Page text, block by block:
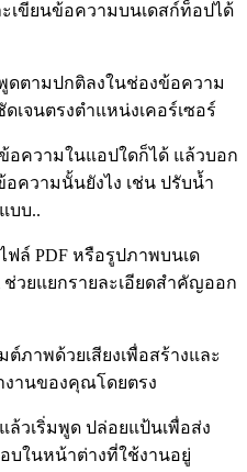
เขียนข้อความบนเดสก์ท็อปได้
ดตามปกติลงในช่องข้อความ
เจนตรงตำแหน่งเคอร์เซอร์
อความในแอปใดก็ได้ แล้วบอก
อความนั้นยังไง เช่น ปรับน้ำ
บบ..
ฟล์ PDF หรือรูปภาพบนเด
ช่วยแยกรายละเอียดสำคัญออก
ภาพด้วยเสียงเพื่อสร้างและ
านของคุณโดยตรง
ล้วเริ่มพูด ปล่อยแป้นเพื่อส่ง
บในหน้าต่างที่ใช้งานอยู่